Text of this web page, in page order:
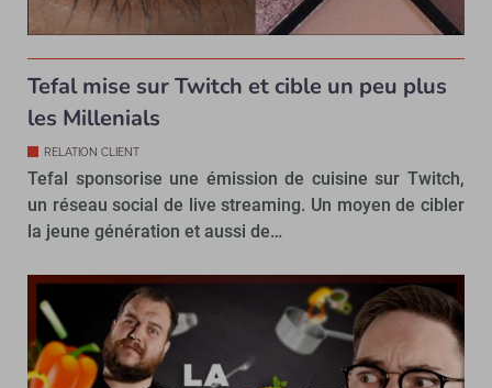
Tefal mise sur Twitch et cible un peu plus
les Millenials
RELATION CLIENT
Tefal sponsorise une émission de cuisine sur Twitch,
un réseau social de live streaming. Un moyen de cibler
la jeune génération et aussi de…